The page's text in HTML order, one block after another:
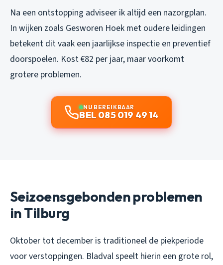
Na een ontstopping adviseer ik altijd een nazorgplan.
In wijken zoals Gesworen Hoek met oudere leidingen
betekent dit vaak een jaarlijkse inspectie en preventief
doorspoelen. Kost €82 per jaar, maar voorkomt
grotere problemen.
NU BEREIKBAAR
BEL 085 019 49 14
Seizoensgebonden problemen
in Tilburg
Oktober tot december is traditioneel de piekperiode
voor verstoppingen. Bladval speelt hierin een grote rol,